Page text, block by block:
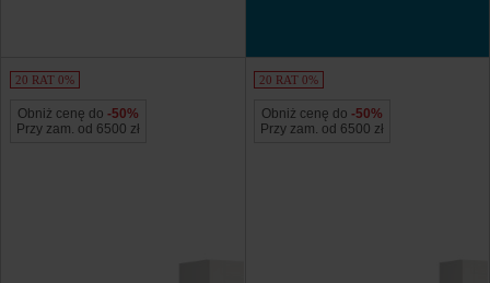
20 RAT 0%
Obniż cenę do -50%
Przy zam. od 6500 zł
20 RAT 0%
Obniż cenę do -50%
Przy zam. od 6500 zł